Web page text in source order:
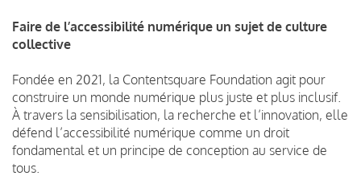
Faire de l’accessibilité numérique un sujet de culture
collective
Fondée en 2021, la Contentsquare Foundation agit pour
construire un monde numérique plus juste et plus inclusif.
À travers la sensibilisation, la recherche et l’innovation, elle
défend l’accessibilité numérique comme un droit
fondamental et un principe de conception au service de
tous.